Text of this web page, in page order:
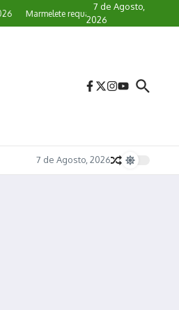
Marmelete requalifica paragens de autocarro
7 de Agosto,
2026
7 de Agosto, 2026